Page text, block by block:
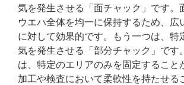
気を発生させる「面チャック」です。
ウエハ全体を均一に保持するため、広
に対して効果的です。もう一つは、特
気を発生させる「部分チャック」です
は、特定のエリアのみを固定すること
加工や検査において柔軟性を持たせる